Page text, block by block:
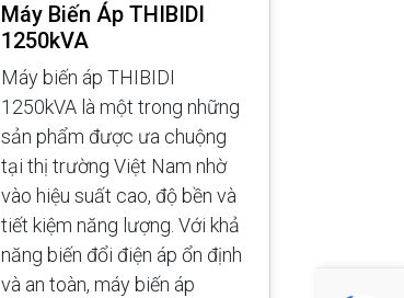
Máy Biến Áp THIBIDI
1250kVA
Máy biến áp THIBIDI
1250kVA là một trong những
sản phẩm được ưa chuộng
tại thị trường Việt Nam nhờ
vào hiệu suất cao, độ bền và
tiết kiệm năng lượng. Với khả
năng biến đổi điện áp ổn định
và an toàn, máy biến áp